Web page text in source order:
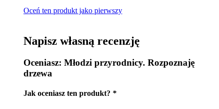
Oceń ten produkt jako pierwszy
Napisz własną recenzję
Oceniasz: Młodzi przyrodnicy. Rozpoznaję
drzewa
Jak oceniasz ten produkt? *